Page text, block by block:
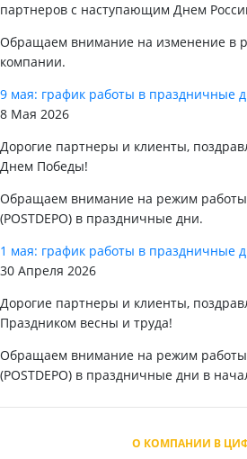
партнеров с наступающим Днем
Обращаем внимание на изменение в
компании.
9 мая: график работы в праздничные
8 Мая 2026
Дорогие партнеры и клиенты,
Днем Победы!
Обращаем внимание на режим
(POSTDEPO) в праздничные дни.
1 мая: график работы в праздничные
30 Апреля 2026
Дорогие партнеры и клиенты,
Праздником весны и труда!
Обращаем внимание на режим
(POSTDEPO) в праздничные дни в
О КОМПАНИИ В